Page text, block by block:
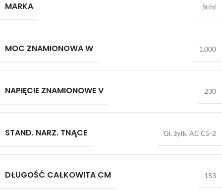
MARKA Stihl
MOC ZNAMIONOWA W 1.000
NAPIĘCIE ZNAMIONOWE V 230
STAND. NARZ. TNĄCE Gł. żyłk. AC C5-2
DŁUGOŚĆ CAŁKOWITA CM 153